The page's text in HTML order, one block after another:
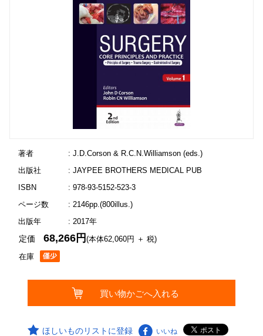
著者
: J.D.Corson & R.C.N.Williamson (eds.)
出版社
: JAYPEE BROTHERS MEDICAL PUB
ISBN
: 978-93-5152-523-3
ページ数
: 2146pp.(800illus.)
出版年
: 2017年
在庫
定価68,266円(本体62,060円 ＋ 税)
ほしいものリストに登録 いいね